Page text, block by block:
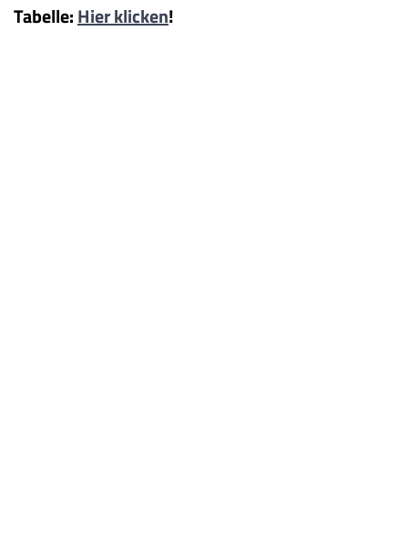
Tabelle:Hier klicken!